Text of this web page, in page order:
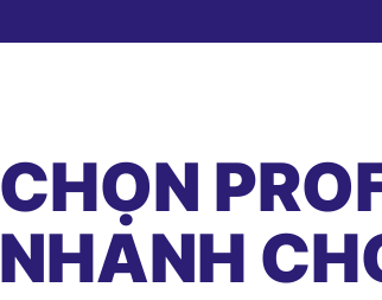
CHỌN
NHANH